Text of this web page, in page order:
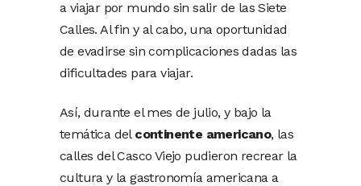
a viajar por mundo sin salir de las Siete
Calles. Al fin y al cabo, una oportunidad
de evadirse sin complicaciones dadas las
dificultades para viajar.
Así, durante el mes de julio, y bajo la
temática del continente americano, las
calles del Casco Viejo pudieron recrear la
cultura y la gastronomía americana a